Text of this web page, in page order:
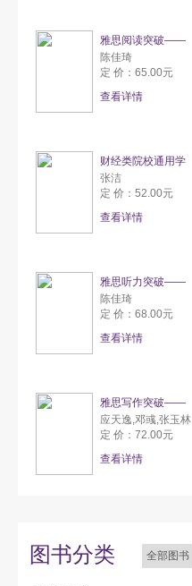
雅思阅读突破——
陈佳琦
定 价：65.00元
查看详情
财经类院校通用学
张洁
定 价：52.00元
查看详情
雅思听力突破——
陈佳琦
定 价：68.00元
查看详情
雅思写作突破——
应天逸,邓彧,张玉林
定 价：72.00元
查看详情
图书分类 全部图书